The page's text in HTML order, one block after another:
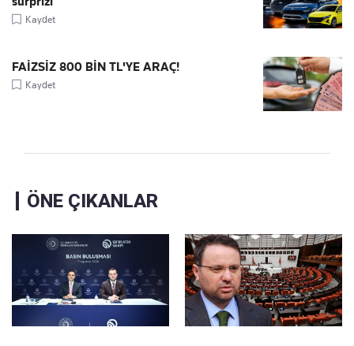
Kaydet
FAİZSİZ 800 BİN TL'YE ARAÇ!
Kaydet
ÖNE ÇIKANLAR